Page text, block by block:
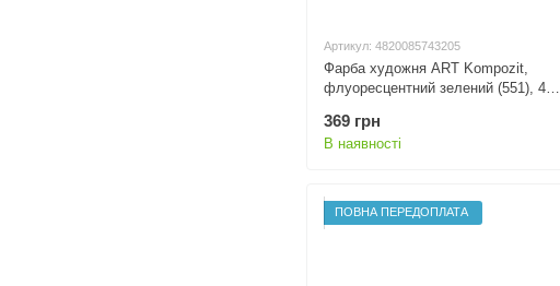
Артикул: 4820085743205
Фарба художня ART Kompozit,
флуоресцентний зелений (551), 430
369 грн
В наявності
ПОВНА ПЕРЕДОПЛАТА